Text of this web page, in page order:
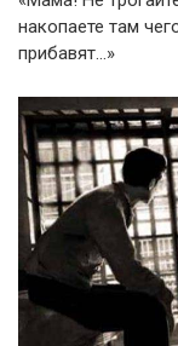
накопаете там
прибавят…»